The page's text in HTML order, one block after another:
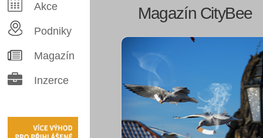
Akce
Podniky
Magazín
Inzerce
Magazín CityBee